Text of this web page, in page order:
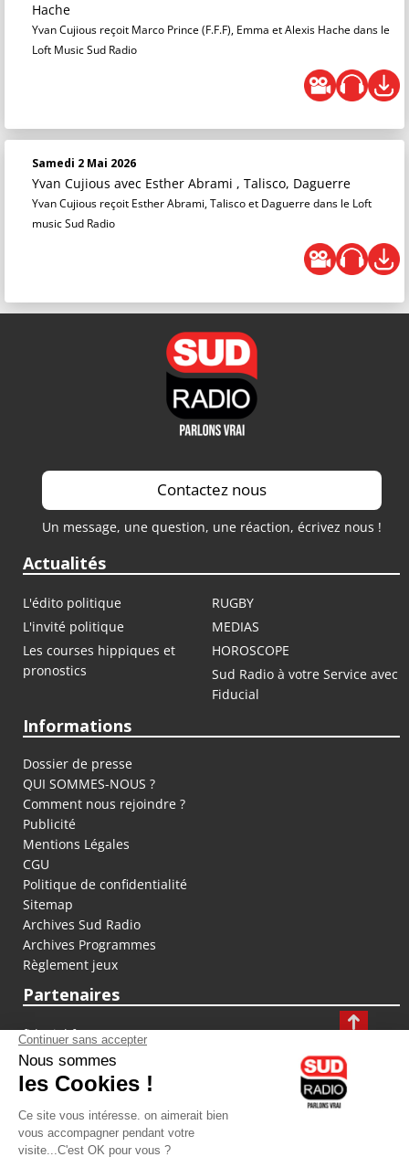
Hache
Yvan Cujious reçoit Marco Prince (F.F.F), Emma et Alexis Hache dans le
Loft Music Sud Radio
Samedi 2 Mai 2026
Yvan Cujious avec Esther Abrami , Talisco, Daguerre
Yvan Cujious reçoit Esther Abrami, Talisco et Daguerre dans le Loft
music Sud Radio
Contactez nous
Un message, une question, une réaction, écrivez nous !
Actualités
L'édito politique
RUGBY
L'invité politique
MEDIAS
Les courses hippiques et
pronostics
HOROSCOPE
Sud Radio à votre Service avec
Fiducial
Informations
Dossier de presse
QUI SOMMES-NOUS ?
Comment nous rejoindre ?
Publicité
Mentions Légales
CGU
Politique de confidentialité
Sitemap
Archives Sud Radio
Archives Programmes
Règlement jeux
Partenaires
fiducial.fr
lyoncapitale.fr
olympique-et-lyonnais.com
L'application Iphone / Android